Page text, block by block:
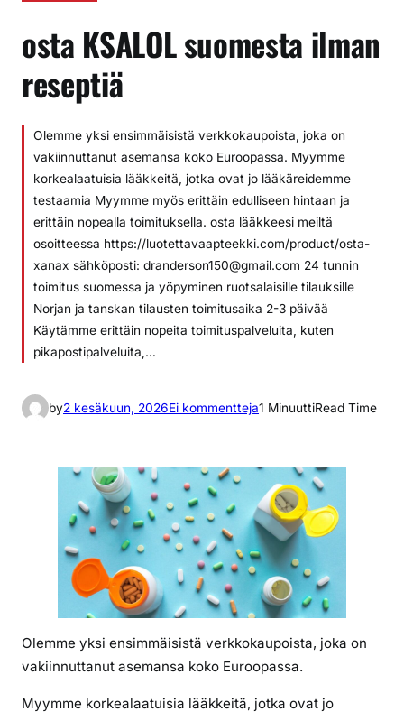
osta KSALOL suomesta ilman
reseptiä
Olemme yksi ensimmäisistä verkkokaupoista, joka on
vakiinnuttanut asemansa koko Euroopassa. Myymme
korkealaatuisia lääkkeitä, jotka ovat jo lääkäreidemme
testaamia Myymme myös erittäin edulliseen hintaan ja
erittäin nopealla toimituksella. osta lääkkeesi meiltä
osoitteessa https://luotettavaapteekki.com/product/osta-
xanax sähköposti: dranderson150@gmail.com 24 tunnin
toimitus suomessa ja yöpyminen ruotsalaisille tilauksille
Norjan ja tanskan tilausten toimitusaika 2-3 päivää
Käytämme erittäin nopeita toimituspalveluita, kuten
pikapostipalveluita,…
by2 kesäkuun, 2026Ei kommenttejaa
i
k
k
e
l
o
s
1 MinuuttiRead Time
Olemme yksi ensimmäisistä verkkokaupoista, joka on
vakiinnuttanut asemansa koko Euroopassa.
Myymme korkealaatuisia lääkkeitä, jotka ovat jo